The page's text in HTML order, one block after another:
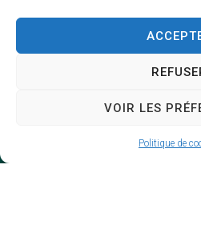
VOIR LES
Politique de
Mairie de Saint-